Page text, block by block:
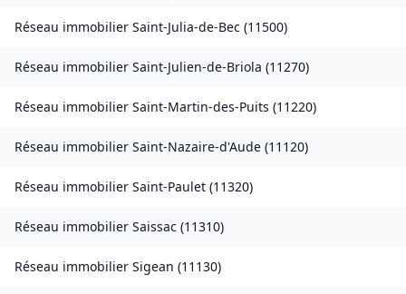
Réseau immobilier Saint-Julia-de-Bec (11500)
Réseau immobilier Saint-Julien-de-Briola (11270)
Réseau immobilier Saint-Martin-des-Puits (11220)
Réseau immobilier Saint-Nazaire-d'Aude (11120)
Réseau immobilier Saint-Paulet (11320)
Réseau immobilier Saissac (11310)
Réseau immobilier Sigean (11130)